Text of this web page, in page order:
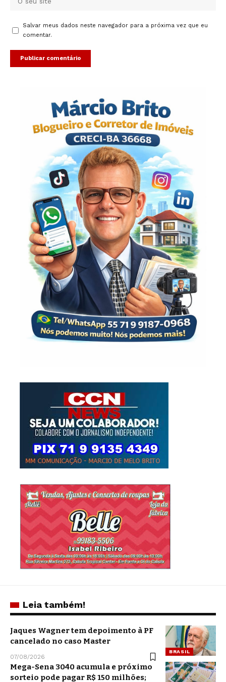
Salvar meus dados neste navegador para a próxima vez que eu
comentar.
Leia também!
BRASIL
Jaques Wagner tem depoimento à PF
cancelado no caso Master
07/08/2026
Mega-Sena 3040 acumula e próximo
sorteio pode pagar R$ 150 milhões;